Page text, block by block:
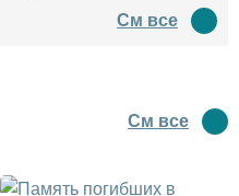
водил туда туристов
См все
См все